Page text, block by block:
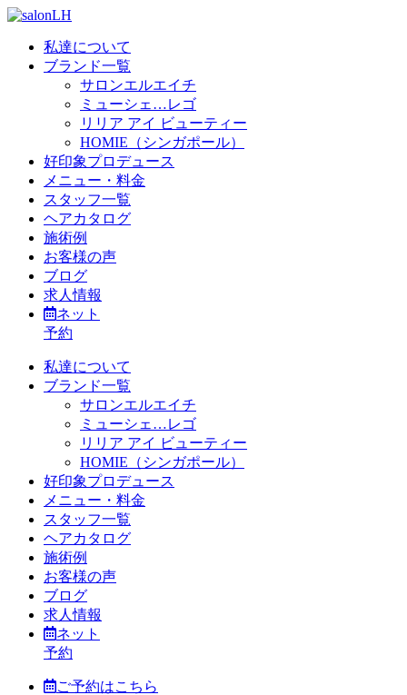
私達について
ブランド一覧
サロンエルエイチ
ミューシェ…レゴ
リリア アイ ビューティー
HOMIE（シンガポール）
好印象プロデュース
メニュー・料金
スタッフ一覧
ヘアカタログ
施術例
お客様の声
ブログ
求人情報
ネット
予約
私達について
ブランド一覧
サロンエルエイチ
ミューシェ…レゴ
リリア アイ ビューティー
HOMIE（シンガポール）
好印象プロデュース
メニュー・料金
スタッフ一覧
ヘアカタログ
施術例
お客様の声
ブログ
求人情報
ネット
予約
ご予約はこちら